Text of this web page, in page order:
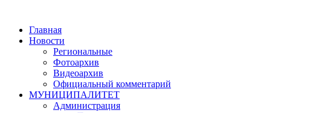
Главная
Новости
Региональные
Фотоархив
Видеоархив
Официальный комментарий
МУНИЦИПАЛИТЕТ
Администрация